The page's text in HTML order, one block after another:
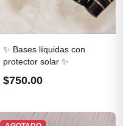
✨ Bases líquidas con
protector solar ✨
$750.00